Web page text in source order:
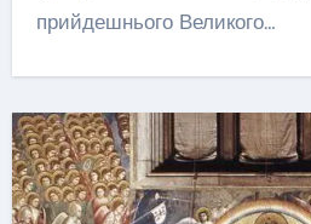
прийдешнього Великого…